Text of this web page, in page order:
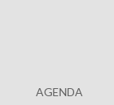
AGENDA